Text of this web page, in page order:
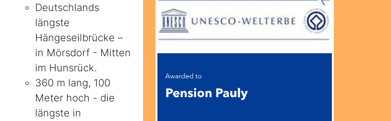
Deutschlands
längste
Hängeseilbrücke –
in Mörsdorf - Mitten
im Hunsrück.
360 m lang, 100
Meter hoch - die
längste in